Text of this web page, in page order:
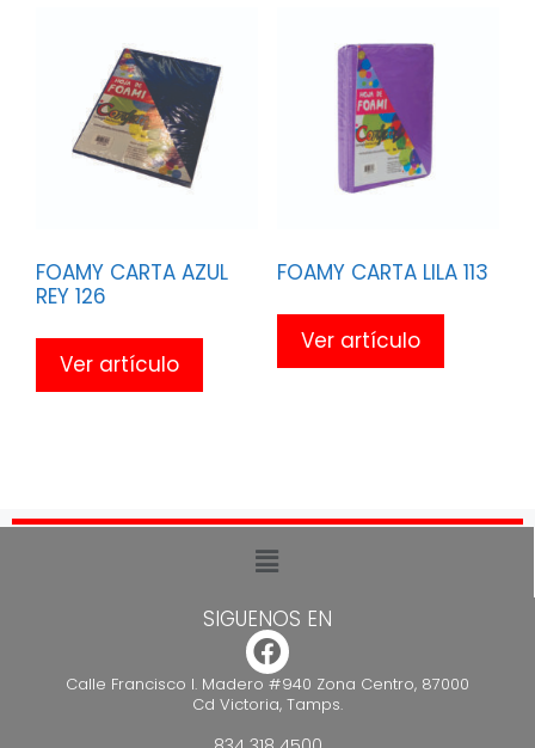
FOAMY CARTA AZUL
REY 126
Ver artículo
FOAMY CARTA LILA 113
Ver artículo
SIGUENOS EN
Calle Francisco I. Madero #940 Zona Centro, 87000
Cd Victoria, Tamps.